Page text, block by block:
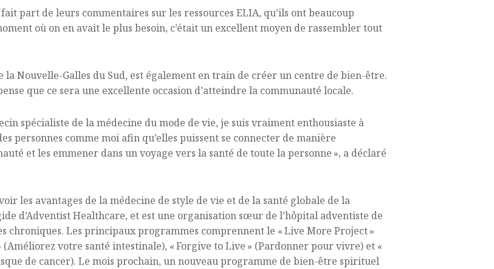
part de leurs commentaires sur les ressources ELIA, qu’ils ont beaucoup
où on en avait le plus besoin, c’était un excellent moyen de rassembler tout
la Nouvelle-Galles du Sud, est également en train de créer un centre de bien-être.
que ce sera une excellente occasion d’atteindre la communauté locale.
spécialiste de la médecine du mode de vie, je suis vraiment enthousiaste à
personnes comme moi afin qu’elles puissent se connecter de manière
et les emmener dans un voyage vers la santé de toute la personne », a déclaré
les avantages de la médecine de style de vie et de la santé globale de la
d’Adventist Healthcare, et est une organisation sœur de l’hôpital adventiste de
chroniques. Les principaux programmes comprennent le « Live More Project »
votre santé intestinale), « Forgive to Live » (Pardonner pour vivre) et «
de cancer). Le mois prochain, un nouveau programme de bien-être spirituel